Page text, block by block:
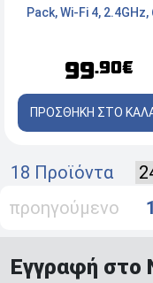
Pack, Wi-Fi 4, 2.4GHz,
99.90€
ΠΡΟΣΘΗΚΗ ΣΤΟ
18 Προϊόντα
προηγούμενο
1
Εγγραφή στο